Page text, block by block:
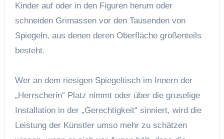
Kinder auf oder in den Figuren herum oder
schneiden Grimassen vor den Tausenden von
Spiegeln, aus denen deren Oberfläche großenteils
besteht.
Wer an dem riesigen Spiegeltisch im Innern der
„Herrscherin“ Platz nimmt oder über die gruselige
Installation in der „Gerechtigkeit“ sinniert, wird die
Leistung der Künstler umso mehr zu schätzen